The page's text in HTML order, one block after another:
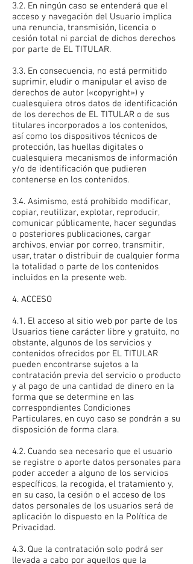
3.2. En ningún caso se entenderá que el
acceso y navegación del Usuario implica
una renuncia, transmisión, licencia o
cesión total ni parcial de dichos derechos
por parte de EL TITULAR.
3.3. En consecuencia, no está permitido
suprimir, eludir o manipular el aviso de
derechos de autor («copyright») y
cualesquiera otros datos de identificación
de los derechos de EL TITULAR o de sus
titulares incorporados a los contenidos,
así como los dispositivos técnicos de
protección, las huellas digitales o
cualesquiera mecanismos de información
y/o de identificación que pudieren
contenerse en los contenidos.
3.4. Asimismo, está prohibido modificar,
copiar, reutilizar, explotar, reproducir,
comunicar públicamente, hacer segundas
o posteriores publicaciones, cargar
archivos, enviar por correo, transmitir,
usar, tratar o distribuir de cualquier forma
la totalidad o parte de los contenidos
incluidos en la presente web.
4. ACCESO
4.1. El acceso al sitio web por parte de los
Usuarios tiene carácter libre y gratuito, no
obstante, algunos de los servicios y
contenidos ofrecidos por EL TITULAR
pueden encontrarse sujetos a la
contratación previa del servicio o producto
y al pago de una cantidad de dinero en la
forma que se determine en las
correspondientes Condiciones
Particulares, en cuyo caso se pondrán a su
disposición de forma clara.
4.2. Cuando sea necesario que el usuario
se registre o aporte datos personales para
poder acceder a alguno de los servicios
específicos, la recogida, el tratamiento y,
en su caso, la cesión o el acceso de los
datos personales de los usuarios será de
aplicación lo dispuesto en la Política de
Privacidad.
4.3. Que la contratación solo podrá ser
llevada a cabo por aquellos que la